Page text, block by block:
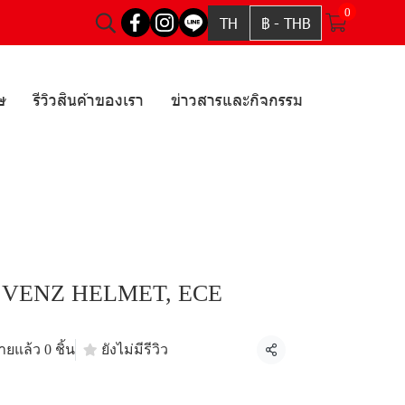
TH ฿ - THB
0
รีวิวสินค้าของเรา ข่าวสารและกิจกรรม
HELMET, ECE
ยแล้ว 0 ชิ้น ยังไม่มีรีวิว แชร์